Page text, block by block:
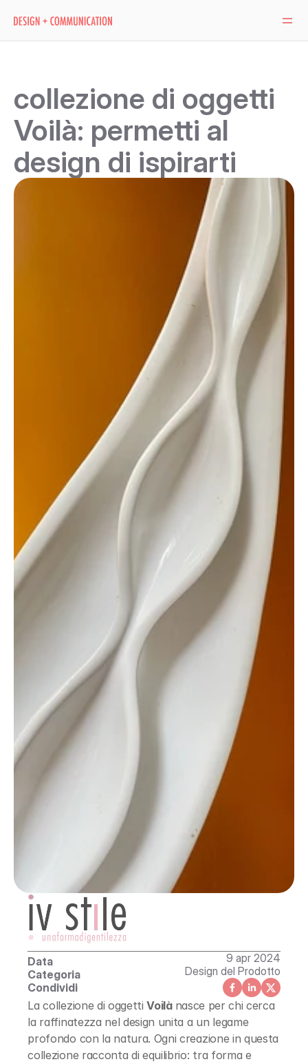
corso giacomo matteotti, 58
faenza ra, italia
P.IVA 01367440391
Contatti
Privacy Policy
Cookie Policy
ivanapantieri
Copyright © 2016 - 2024 DESIGN + COMMUNICATION
collezione di oggetti
Voilà: permetti al
design di ispirarti
Data
Categoria
Condividi
9 apr 2024
Design del Prodotto
La collezione di oggetti Voilà nasce per chi cerca
la raffinatezza nel design unita a un legame
profondo con la natura. Ogni creazione in questa
collezione racconta di equilibrio: tra forma e